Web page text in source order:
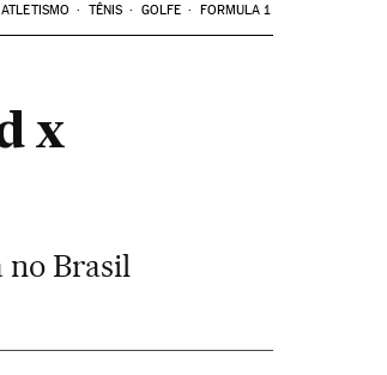
ATLETISMO TÊNIS GOLFE FORMULA 1
x
no Brasil